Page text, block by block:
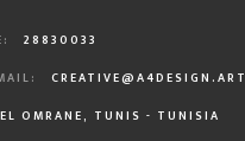
28830033
CREATIVE@A4DESIGN.ART
EL OMRANE, TUNIS - TUNISIA